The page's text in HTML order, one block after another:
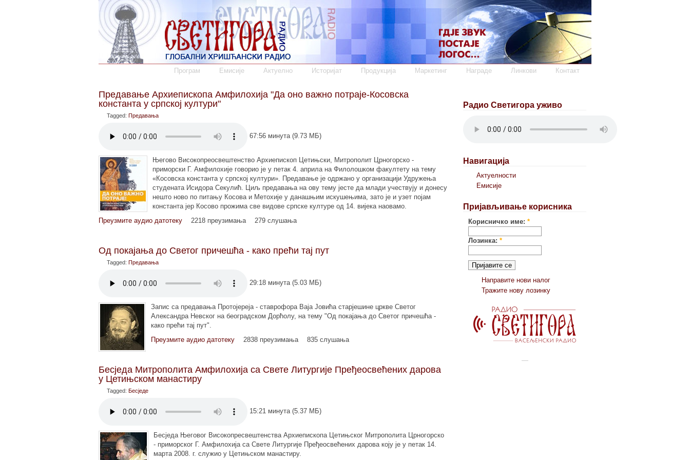
Програм Емисије Актуелно Историјат Продукција Маркетинг Награде Линкови Контакт
Предавање Архиепископа Амфилохија "Да оно важно потраје-Косовска
константа у српској култури"
Tagged: Предавања
67:56 минута (9.73 МБ)
Његово Високопреосвештенство Архиепископ Цетињски, Митрополит Црногорско -
приморски Г. Амфилохије говорио је у петак 4. априла на Филолошком факултету на тему
«Косовска константа у српској култури». Предавање је одржано у организацији Удружења
студената Исидора Секулић. Циљ предавања на ову тему јесте да млади учествују и донесу
нешто ново по питању Косова и Метохије у данашњим искушењима, зато је и узет појам
константа јер Косово прожима све видове српске културе од 14. вијека наовамо.
Преузмите аудио датотеку
2218 преузимања 279 слушања
Од покајања до Светог причешћа - како прећи тај пут
Tagged: Предавања
29:18 минута (5.03 МБ)
Запис са предавања Протојереја - ставрофора Ваја Јовића старјешине цркве Светог
Александра Невског на београдском Дорћолу, на тему "Од покајања до Светог причешћа -
како прећи тај пут".
Преузмите аудио датотеку
2838 преузимања 835 слушања
Бесједа Митрополита Амфилохија са Свете Литургије Пређеосвећених дарова
у Цетињском манастиру
Tagged: Бесједе
15:21 минута (5.37 МБ)
Бесједа Његовог Високопресвештенства Архиепископа Цетињског Митрополита Црногорско
- приморског Г. Амфилохија са Свете Литургије Пређеосвећених дарова коју је у петак 14.
марта 2008. г. служио у Цетињском манастиру.
Радио Светигора уживо
Навигација
Актуелности
Емисије
Пријављивање корисника
Корисничко име: *
Лозинка: *
Направите нови налог
Тражите нову лозинку